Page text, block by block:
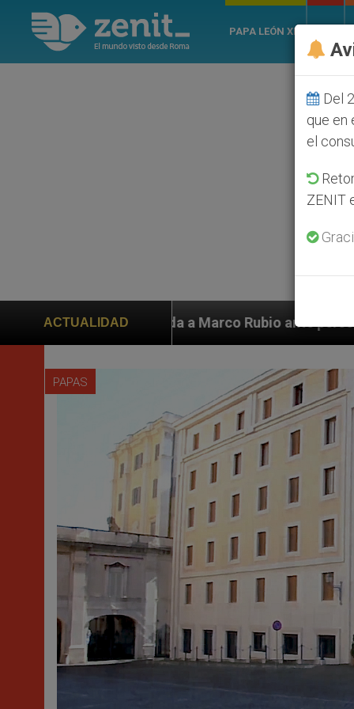
PAPA LEÓN XIV
ACTUALIDAD
Marco Rubio ante persecución de colonos judíos
PAPAS
Del
que en
el
ZENIT